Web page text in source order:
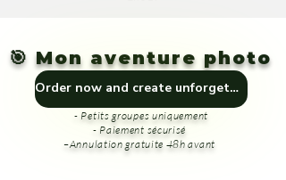
🎯 Mon aventure photo
Order now and create unforgettable memories! 🎁🏞️
- Petits groupes uniquement
- Paiement sécurisé
–Annulation gratuite 48h avant